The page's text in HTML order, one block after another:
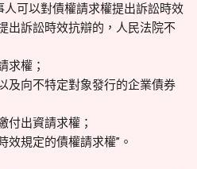
人可以對債權請求權提出訴訟時效
出訴訟時效抗辯的，人民法院不
求權；
及向不特定對象發行的企業債券
付出資請求權；
效規定的債權請求權”。